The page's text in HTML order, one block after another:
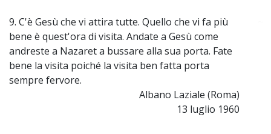
9. C'è Gesù che vi attira tutte. Quello che vi fa più
bene è quest'ora di visita. Andate a Gesù come
andreste a Nazaret a bussare alla sua porta. Fate
bene la visita poiché la visita ben fatta porta
sempre fervore.
Albano Laziale (Roma)
13 luglio 1960